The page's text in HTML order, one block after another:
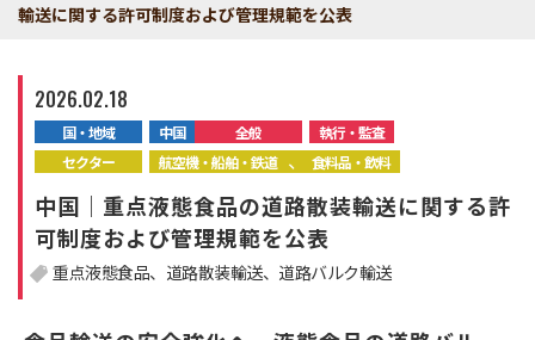
全般 セクター
化学物質 環境
輸送に関する許可制度および管理規範を公表
2026.02.18
国・地域 中国 全般
執行・監査
セクター
航空機・船舶・鉄道 、食料品・飲料
中国｜重点液態食品の道路散装輸送に関する許
可制度および管理規範を公表
重点液態食品 道路散装輸送 道路バルク輸送